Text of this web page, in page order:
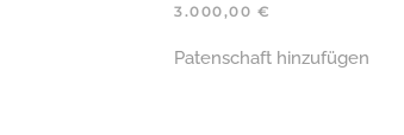
3.000,00 €
Patenschaft hinzufügen